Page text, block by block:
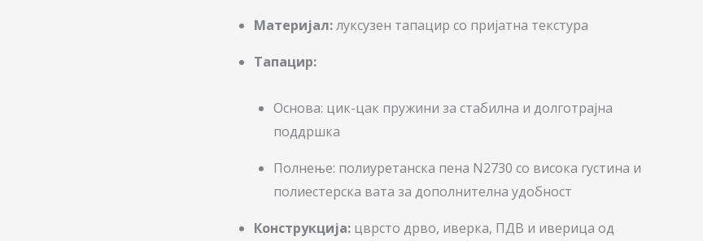
Mатеријал:луксузен тапацир со пријатна текстура
Тапацир:
Основa: цик-цак пружини за стабилна и долготрајна
поддршка
Полнење: полиуретанска пена N2730 со висока густина и
полиестерска вата за дополнителна удобност
Конструкција: цврсто дрво, иверка, ПДВ и иверица од